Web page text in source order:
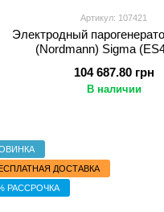
Артикул: 107421
Электродный
(Nordmann) Sigma
104 687.80 грн
В наличии
ДОСТАВКА
РАССРОЧКА